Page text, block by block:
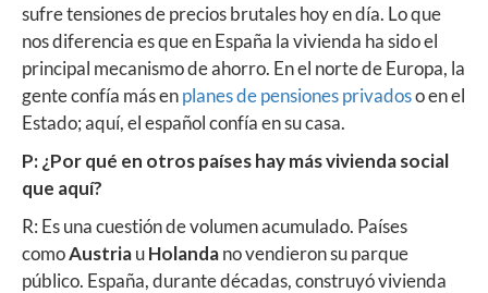
sufre tensiones de precios brutales hoy en día. Lo que
nos diferencia es que en España la vivienda ha sido el
principal mecanismo de ahorro. En el norte de Europa, la
gente confía más enplanes de pensiones privadoso en el
Estado; aquí, el español confía en su casa.
P: ¿Por qué en otros países hay más vivienda social
que aquí?
R: Es una cuestión de volumen acumulado. Países
comoAustriauHolandano vendieron su parque
público. España, durante décadas, construyó vivienda